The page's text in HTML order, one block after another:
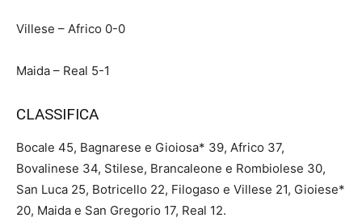
Villese – Africo 0-0
Maida – Real 5-1
CLASSIFICA
Bocale 45, Bagnarese e Gioiosa* 39, Africo 37,
Bovalinese 34, Stilese, Brancaleone e Rombiolese 30,
San Luca 25, Botricello 22, Filogaso e Villese 21, Gioiese*
20, Maida e San Gregorio 17, Real 12.